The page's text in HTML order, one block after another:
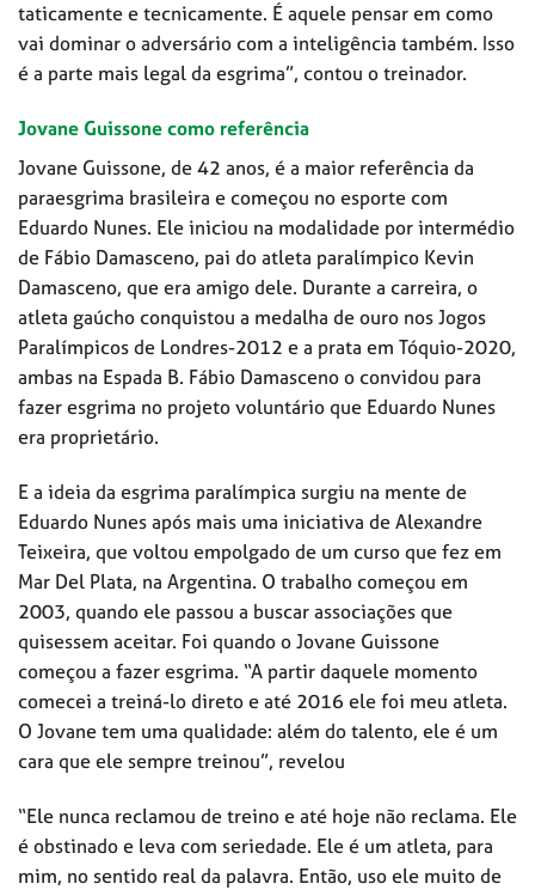
taticamente e tecnicamente. É aquele pensar em como
vai dominar o adversário com a inteligência também. Isso
é a parte mais legal da esgrima”, contou o treinador.
Jovane Guissone como referência
Jovane Guissone, de 42 anos, é a maior referência da
paraesgrima brasileira e começou no esporte com
Eduardo Nunes. Ele iniciou na modalidade por intermédio
de Fábio Damasceno, pai do atleta paralímpico Kevin
Damasceno, que era amigo dele. Durante a carreira, o
atleta gaúcho conquistou a medalha de ouro nos Jogos
Paralímpicos de Londres-2012 e a prata em Tóquio-2020,
ambas na Espada B. Fábio Damasceno o convidou para
fazer esgrima no projeto voluntário que Eduardo Nunes
era proprietário.
E a ideia da esgrima paralímpica surgiu na mente de
Eduardo Nunes após mais uma iniciativa de Alexandre
Teixeira, que voltou empolgado de um curso que fez em
Mar Del Plata, na Argentina. O trabalho começou em
2003, quando ele passou a buscar associações que
quisessem aceitar. Foi quando o Jovane Guissone
começou a fazer esgrima. “A partir daquele momento
comecei a treiná-lo direto e até 2016 ele foi meu atleta.
O Jovane tem uma qualidade: além do talento, ele é um
cara que ele sempre treinou”, revelou
“Ele nunca reclamou de treino e até hoje não reclama. Ele
é obstinado e leva com seriedade. Ele é um atleta, para
mim, no sentido real da palavra. Então, uso ele muito de